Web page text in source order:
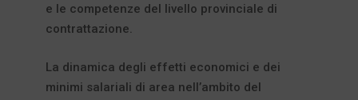
e le competenze del livello provinciale di
contrattazione.
La dinamica degli effetti economici e dei
minimi salariali di area nell’ambito del